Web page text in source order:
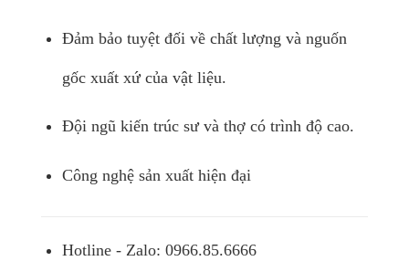
Đảm bảo tuyệt đối về chất lượng và nguốn
gốc xuất xứ của vật liệu.
Đội ngũ kiến trúc sư và thợ có trình độ cao.
Công nghệ sản xuất hiện đại
Hotline - Zalo: 0966.85.6666